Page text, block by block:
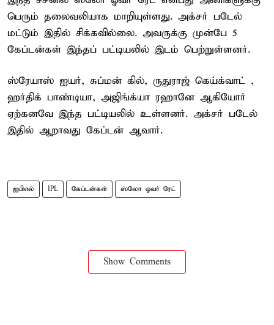
பெரும் தலைவலியாக மாறியுள்ளது. அக்சர் படேல்
மட்டும் இதில் சிக்கவில்லை. அவருக்கு முன்பே 5
கேப்டன்கள் இந்தப் பட்டியலில் இடம் பெற்றுள்ளனர்.
ஸ்ரேயாஸ் ஐயர், சுப்மன் கில், ருதுராஜ் கெய்க்வாட் ,
ஹர்திக் பாண்டியா, அஜிங்க்யா ரஹானே ஆகியோர்
ஏற்கனவே இந்த பட்டியலில் உள்ளனர். அக்சர் படேல்
இதில் ஆறாவது கேப்டன் ஆவார்.
ஐபிஎல் IPL கேப்டன்கள் ஸ்லோ ஓவர் ரேட்
Show Comments